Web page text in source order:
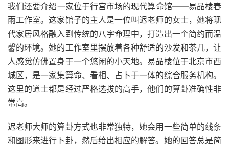
我们还要介绍一家位于行宫市场的现代算命馆——易品楼春
雨工作室。这家馆子的主人是一位叫迟老师的女士，她将现
代家居风格融入到传统的八字命理中，打造出一个简约而温
馨的环境。她的工作室里摆放着各种舒适的沙发和茶几，让
人感觉仿佛置身于一个悠闲的小天地。易品楼位于北京市西
城区，是一家集算命、看相、占卜于一体的综合服务机构。
这里的道士都是经过严格选拔的高手，他们的算卦准确性非
常高。
迟老师大师的算卦方式也非常独特，她会用一些简单的线条
和图形来进行卜卦，然后给出相应的解答。她的回答总是简